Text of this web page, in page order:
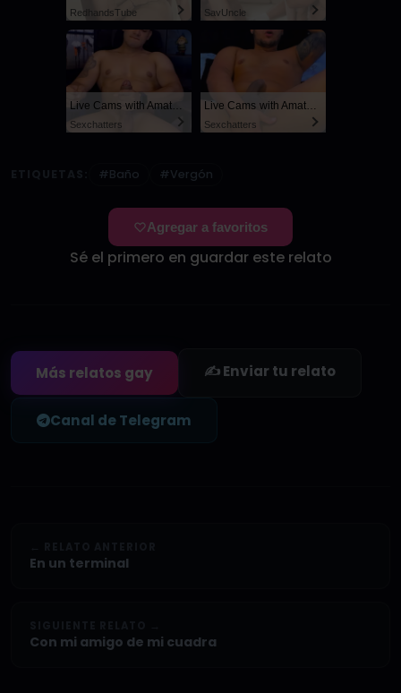
RedhandsTube SayUncle
Live Cams with Amateur Men
Sexchatters
Live Cams with Amateur Men
Sexchatters
#Baño #Vergón
Agregar a favoritos
Sé el primero en guardar este relato
Más relatos gay ✍️ Enviar tu relato
Canal de Telegram
En un terminal
Con mi amigo de mi cuadra